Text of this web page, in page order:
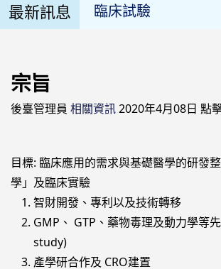
最新訊息
臨床試驗
貴重儀器預約
宗旨
團隊介紹
研究方向
宗旨
後臺管理員 相關資訊2020年4月08日 點
目標: 臨床應用的需求與基礎醫學的研發
學」及臨床實驗
智財開發、專利以及技術轉移
GMP、 GTP、藥物毒理及動力學等
study)
產學研合作及 CRO建置